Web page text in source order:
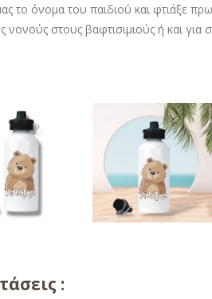
το όνομα του παιδιού και φτιάξε
νονούς στους βαφτισιμιούς ή και για
: